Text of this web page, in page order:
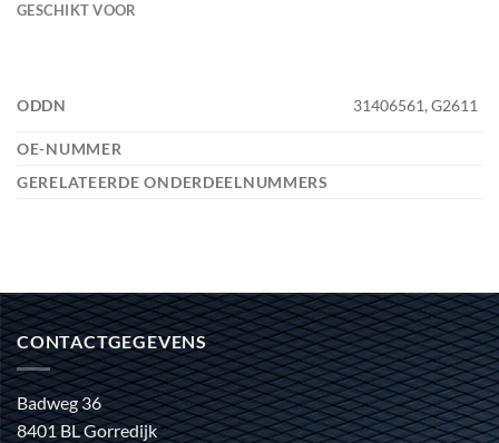
GESCHIKT VOOR
ODDN 31406561, G2611
OE-NUMMER
GERELATEERDE ONDERDEELNUMMERS
CONTACTGEGEVENS
Badweg 36
8401 BL Gorredijk